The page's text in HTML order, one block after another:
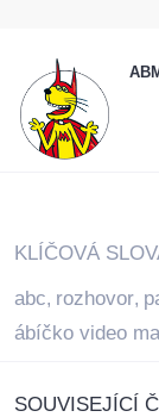
KLÍČOVÁ
abc, rozhovor,
ábíčko video
SOUVISEJÍCÍ